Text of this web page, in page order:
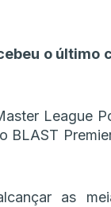
o último
League
BLAST
as